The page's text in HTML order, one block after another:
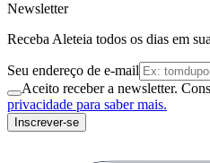
Newsletter
Receba Aleteia todos os dias em
Seu endereço de e-mail
Aceito receber a newsletter.
privacidade para saber mais.
Inscrever-se